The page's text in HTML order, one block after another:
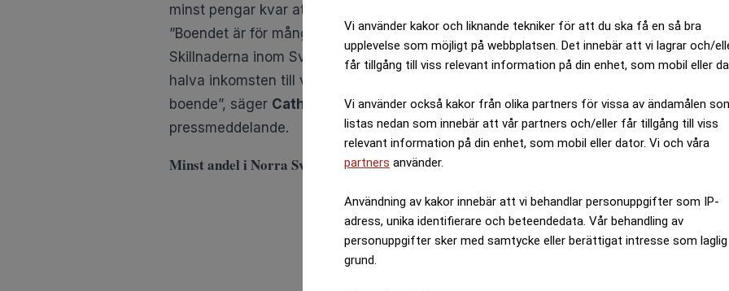
Vi använder kakor och liknande tekniker för att du ska få en så bra
upplevelse som möjligt på webbplatsen. Det innebär att vi lagrar och/
får tillgång till viss relevant information på din enhet, som mobil eller
Vi använder också kakor från olika partners för vissa av ändamålen
listas nedan som innebär att vår partners och/eller får tillgång till viss
relevant information på din enhet, som mobil eller dator. Vi och våra
partners använder.
Användning av kakor innebär att vi behandlar personuppgifter som IP-
adress, unika identifierare och beteendedata. Vår behandling av
personuppgifter sker med samtycke eller berättigat intresse som laglig
grund.
minst pengar kvar att röra sig med.
”Boendet är för många hushåll den största utgiften och påverkar direkt hur mycket
Skillnaderna inom Sverige är samtidigt väldigt stora. Vår kartläggning visar att i
halva inkomsten till villalånet, medan hushåll på andra håll bara lägger några få
boende”, säger Catharina Åbjörnsson Lindgren, chef Företagsansvar på
pressmeddelande.
Minst andel i Norra Sverige
ANNONS